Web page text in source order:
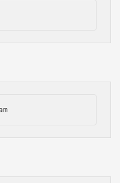
Update : Footer Instagram